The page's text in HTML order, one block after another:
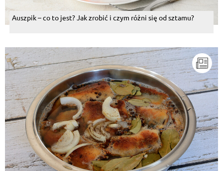
Auszpik – co to jest? Jak zrobić i czym różni się od sztamu?